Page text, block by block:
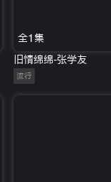
全1集
旧情绵绵-张学友
流行